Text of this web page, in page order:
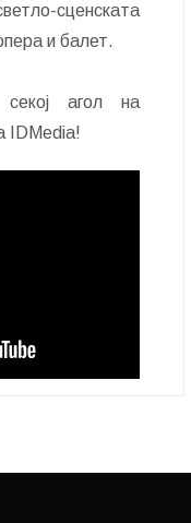
сценската
и балет.
секој агол на
IDMedia!